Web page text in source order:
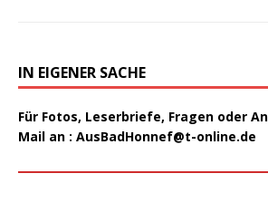
IN EIGENER SACHE
Für Fotos, Leserbriefe, Fragen oder
Mail an : AusBadHonnef@t-online.de